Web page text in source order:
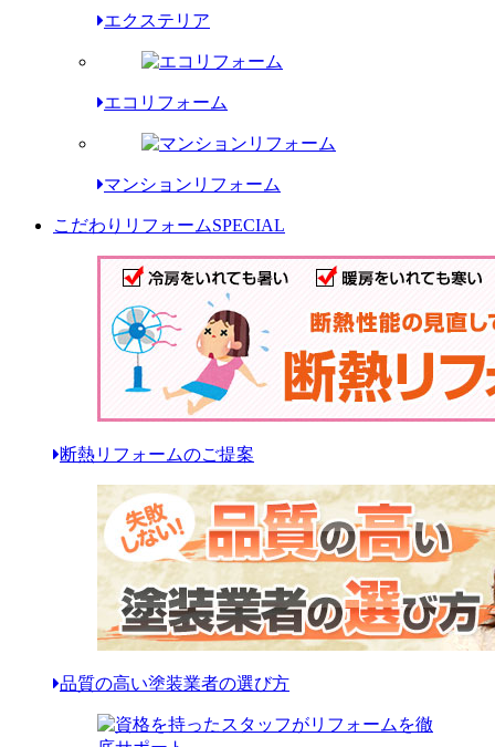
エクステリア
エコリフォーム
マンションリフォーム
こだわりリフォームSPECIAL
断熱リフォームのご提案
品質の高い塗装業者の選び方